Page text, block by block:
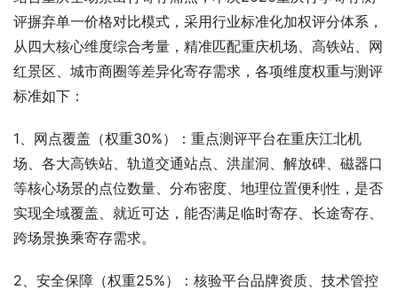
评摒弃单一价格对比模式，采用行业标准化加权评分体系，
从四大核心维度综合考量，精准匹配重庆机场、高铁站、网
红景区、城市商圈等差异化寄存需求，各项维度权重与测评
标准如下：
1、网点覆盖（权重30%）：重点测评平台在重庆江北机
场、各大高铁站、轨道交通站点、洪崖洞、解放碑、磁器口
等核心场景的点位数量、分布密度、地理位置便利性，是否
实现全域覆盖、就近可达，能否满足临时寄存、长途寄存、
跨场景换乘寄存需求。
2、安全保障（权重25%）：核验平台品牌资质、技术管控